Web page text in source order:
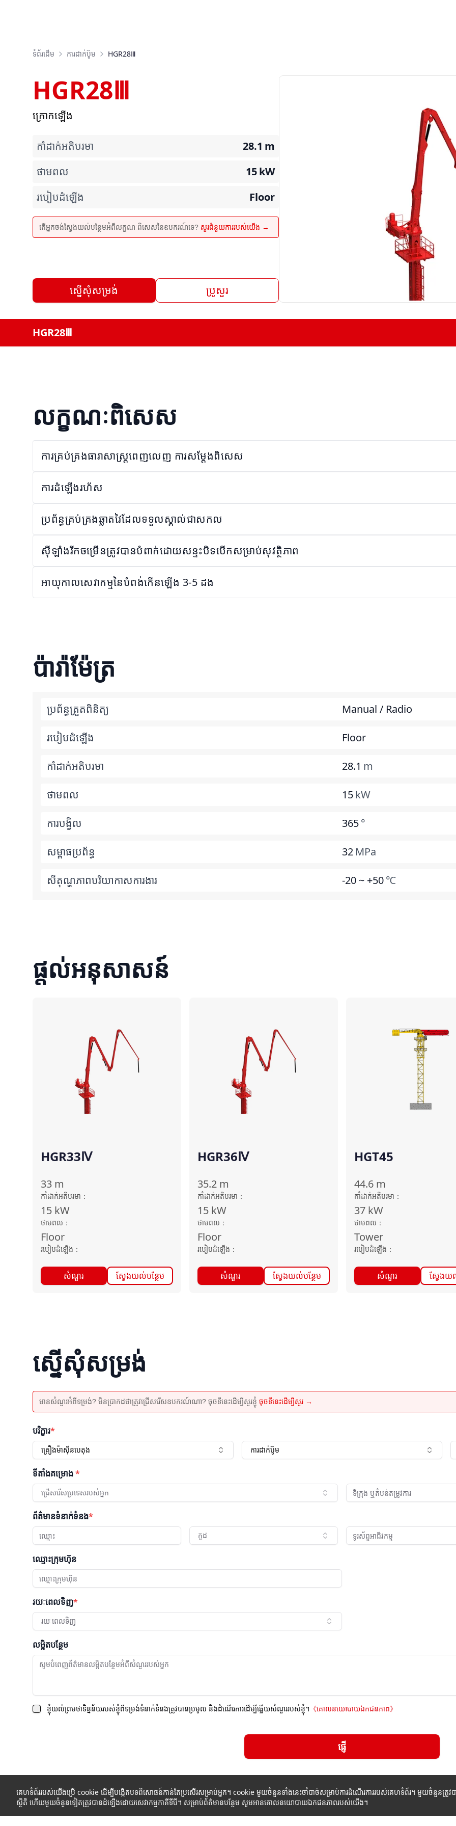
ទំព័រដើម ការដាក់ប៊ូម HGR28Ⅲ
HGR28Ⅲ
ក្រោកឡើង
កាំដាក់អតិបរមា 28.1 m
ថាមពល
15kW
របៀបដំឡើង
Floor
តើអ្នកចង់ស្វែងយល់បន្ថែមអំពីលក្ខណៈពិសេសនៃឧបករណ៍ទេ? សួរជំនួយការរបស់យើង →
ស្នើសុំសម្រង់ ប្រូសួរ
HGR28Ⅲ
លក្ខណៈពិសេស
ការគ្រប់គ្រងធារាសាស្ត្រពេញលេញ ការសម្តែងពិសេស
ការដំឡើងរហ័ស
ប្រព័ន្ធគ្រប់គ្រងឆ្លាតវៃដែលទទួលស្គាល់ជាសកល
ស៊ីឡាំងរីកចម្រើនត្រូវបានបំពាក់ដោយសន្ទះបិទបើកសម្រាប់សុវត្ថិភាព
អាយុកាលសេវាកម្មនៃបំពង់កើនឡើង 3-5 ដង
ប៉ារ៉ាម៉ែត្រ
ប្រព័ន្ធត្រួតពិនិត្យ Manual / Radio
របៀបដំឡើង Floor
កាំដាក់អតិបរមា 28.1 m
ថាមពល 15kW
ការបង្វិល 365°
សម្ពាធប្រព័ន្ធ 32 MPa
សីតុណ្ហភាពបរិយាកាសការងារ -20 ~ +50℃
ផ្តល់អនុសាសន៍
HGR33Ⅳ
33 m
កាំដាក់អតិបរមា ：
15 kW
ថាមពល ：
Floor
របៀបដំឡើង ：
សំណួរ ស្វែងយល់បន្ថែម
HGR36Ⅳ
35.2 m
កាំដាក់អតិបរមា ：
15 kW
ថាមពល ：
Floor
របៀបដំឡើង ：
សំណួរ ស្វែងយល់បន្ថែម
HGT45
44.6 m
កាំដាក់អតិបរមា ：
37 kW
ថាមពល ：
Tower
របៀបដំឡើង ：
សំណួរ ស្វែងយ
ស្នើសុំសម្រង់
មានសំណួរអំពីទម្រង់? មិនប្រាកដថាត្រូវជ្រើសរើសឧបករណ៍ណា? ចុចទីនេះដើម្បីសួរខ្ញុំ ចុចទីនេះដើម្បីសួរ →
បរិក្ខារ*
គ្រឿងម៉ាស៊ីនបេតុង ការដាក់ប៊ូម
ទីតាំងគម្រោង*
ជ្រើសរើសប្រទេសរបស់អ្នក
ព័ត៌មានទំនាក់ទំនង*
កូដ
ឈ្មោះក្រុមហ៊ុន
រយៈពេលទិញ*
រយៈពេលទិញ
លម្អិតបន្ថែម
ខ្ញុំយល់ព្រមថាទិន្នន័យរបស់ខ្ញុំពីទម្រង់ទំនាក់ទំនងត្រូវបានប្រមូល និងដំណើរការដើម្បីឆ្លើយសំណួររបស់ខ្ញុំ។ 《គោលនយោបាយឯកជនភាព》
ផ្ញើ
គេហទំព័ររបស់យើងប្រើ cookie ដើម្បីបង្កើតបទពិសោធន៍កាន់តែប្រសើរសម្រាប់អ្នក។ cookie មួយចំនួនទាំងនេះចាំបាច់សម្រាប់ការដំណើរការរបស់គេហទំព័រ។ មួយចំនួនត្
ស្ថិតិ ហើយមួយចំនួនទៀតត្រូវបានដំឡើងដោយសេវាកម្មភាគីទីបី។ សម្រាប់ព័ត៌មានបន្ថែម សូមអានគោលនយោបាយឯកជនភាពរបស់យើង។